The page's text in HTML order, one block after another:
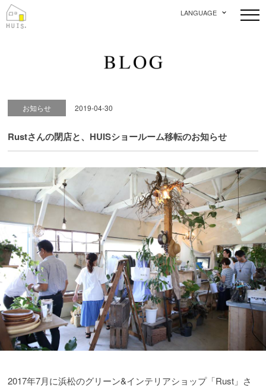
LANGUAGE
お知らせ 2019-04-30
Rustさんの閉店と、HUISショールーム移転のお知らせ
2017年7月に浜松のグリーン&インテリアショップ「Rust」さ